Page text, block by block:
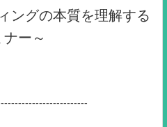
ングの本質を理解する
ナー～